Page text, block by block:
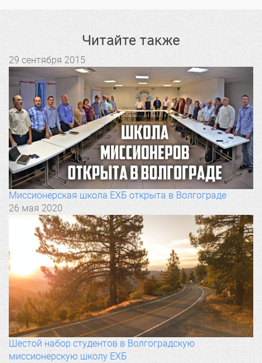
Читайте также
29 сентября 2015
Миссионерская школа ЕХБ открыта в Волгограде
26 мая 2020
Шестой набор студентов в Волгоградскую
миссионерскую школу ЕХБ